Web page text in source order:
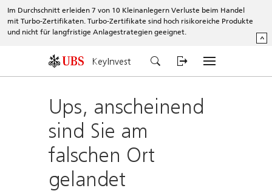
Im Durchschnitt erleiden 7 von 10 Kleinanlegern Verluste beim Handel
mit Turbo-Zertifikaten. Turbo-Zertifikate sind hoch risikoreiche Produkte
und nicht für langfristige Anlagestrategien geeignet.
^
KeyInvest
Ups, anscheinend
sind Sie am
falschen Ort
gelandet